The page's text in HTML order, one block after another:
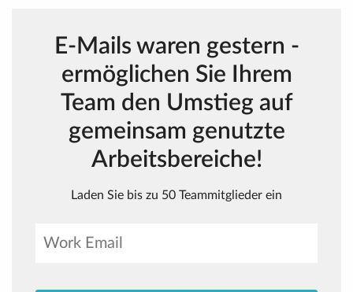
E-Mails waren gestern -
ermöglichen Sie Ihrem
Team den Umstieg auf
gemeinsam genutzte
Arbeitsbereiche!
Laden Sie bis zu 50 Teammitglieder ein